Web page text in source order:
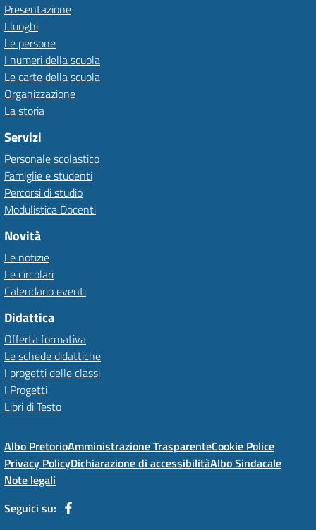
Presentazione
I luoghi
Le persone
I numeri della scuola
Le carte della scuola
Organizzazione
La storia
Servizi
Personale scolastico
Famiglie e studenti
Percorsi di studio
Modulistica Docenti
Novità
Le notizie
Le circolari
Calendario eventi
Didattica
Offerta formativa
Le schede didattiche
I progetti delle classi
I Progetti
Libri di Testo
Albo PretorioAmministrazione TrasparenteCookie Police
Privacy PolicyDichiarazione di accessibilitàAlbo Sindacale
Note legali
Seguici su: